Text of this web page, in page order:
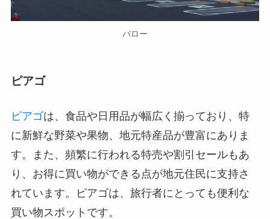
バロー
ピアゴ
ピアゴは、食品や日用品が幅広く揃っており、特
に新鮮な野菜や果物、地元特産品が豊富にありま
す。また、頻繁に行われる特売や割引セールもあ
り、お得に買い物ができる点が地元住民に支持さ
れています。ピアゴは、旅行者にとっても便利な
買い物スポットです。